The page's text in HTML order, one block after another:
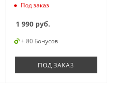
Под заказ
1 990руб.
+ 80 Бонусов
ПОД ЗАКАЗ